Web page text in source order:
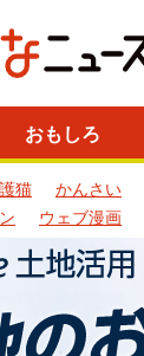
おもしろ
猫 かんさい
ウェブ漫画